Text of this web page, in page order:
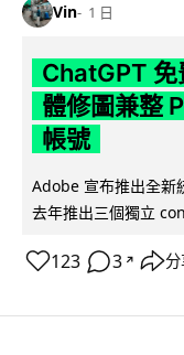
Vin 1 日
ChatGPT
體修圖兼整
帳號
Adobe 宣布推出全新
去年推出三個獨立
123 3 ↗